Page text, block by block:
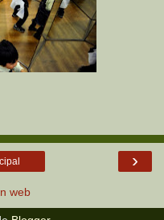
›
web